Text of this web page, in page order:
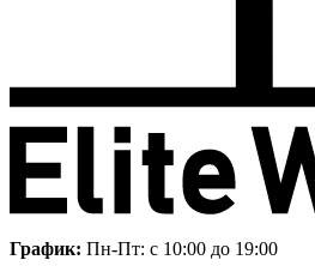
График: Пн-Пт: с 10:00 до 19:00